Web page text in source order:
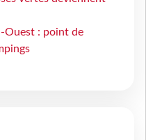
Ouest : point de